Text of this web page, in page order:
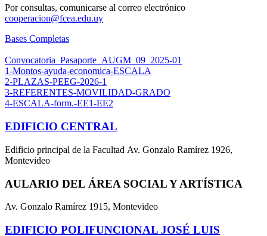
Por consultas, comunicarse al correo electrónico
cooperacion@fcea.edu.uy
Bases Completas
Convocatoria_Pasaporte_AUGM_09_2025-01
1-Montos-ayuda-economica-ESCALA
2-PLAZAS-PEEG-2026-1
3-REFERENTES-MOVILIDAD-GRADO
4-ESCALA-form.-EE1-EE2
EDIFICIO CENTRAL
Edificio principal de la Facultad Av. Gonzalo Ramírez 1926,
Montevideo
AULARIO DEL ÁREA SOCIAL Y ARTÍSTICA
Av. Gonzalo Ramírez 1915, Montevideo
EDIFICIO POLIFUNCIONAL JOSÉ LUIS